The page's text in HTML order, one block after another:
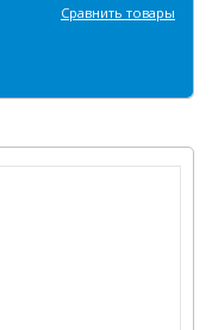
Сравнить товары